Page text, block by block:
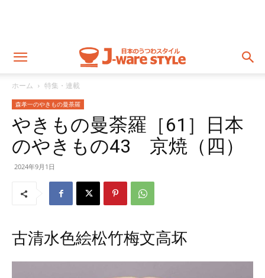
ホーム 特集・連載
森孝一のやきもの曼荼羅
やきもの曼荼羅［61］日本
のやきもの43 京焼（四）
2024年9月1日
古清水色絵松竹梅文高坏